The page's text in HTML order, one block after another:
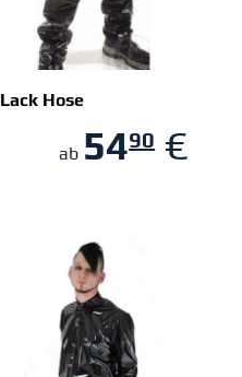
Lack Hose
ab 5490€
ZUM SHOP